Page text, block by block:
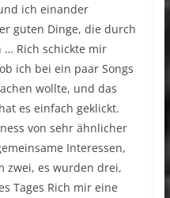
ich einander
guten Dinge, die durch
… Rich schickte mir
ich bei ein paar Songs
wollte, und das
es einfach geklickt.
von sehr ähnlicher
Interessen,
zwei, es wurden drei,
Tages Rich mir eine